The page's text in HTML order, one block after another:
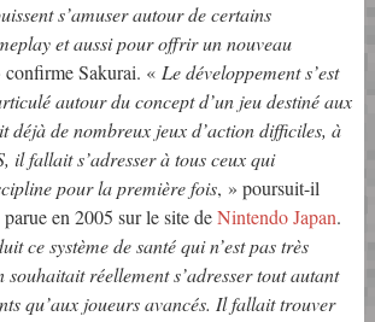
s’amuser autour de certains
et aussi pour offrir un nouveau
confirme Sakurai. « Le développement s’est
autour du concept d’un jeu destiné aux
déjà de nombreux jeux d’action difficiles, à
il fallait s’adresser à tous ceux qui
pour la première fois, » poursuit-il
en 2005 sur le site deNintendo Japan.
ce système de santé qui n’est pas très
souhaitait réellement s’adresser tout autant
qu’aux joueurs avancés. Il fallait trouver